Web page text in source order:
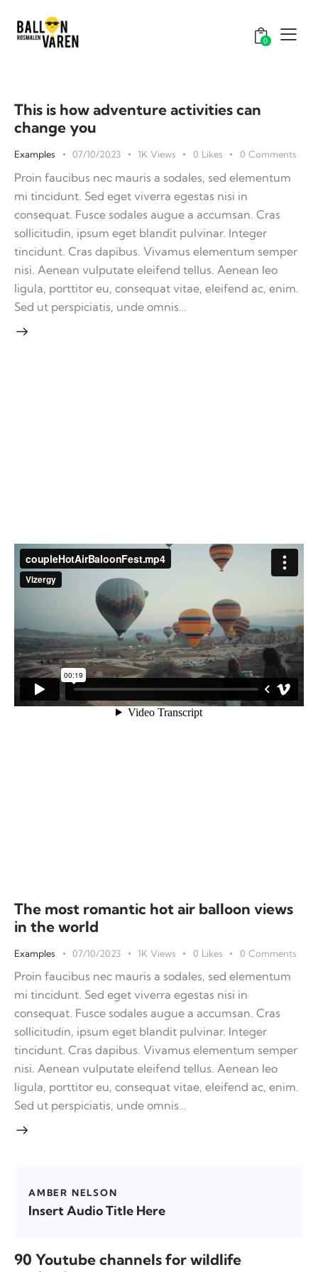
0
This is how adventure activities can
change you
Examples 07/10/2023 1K Views 0 Likes 0 Comments
Proin faucibus nec mauris a sodales, sed elementum
mi tincidunt. Sed eget viverra egestas nisi in
consequat. Fusce sodales augue a accumsan. Cras
sollicitudin, ipsum eget blandit pulvinar. Integer
tincidunt. Cras dapibus. Vivamus elementum semper
nisi. Aenean vulputate eleifend tellus. Aenean leo
ligula, porttitor eu, consequat vitae, eleifend ac, enim.
Sed ut perspiciatis, unde omnis…
The most romantic hot air balloon views
in the world
Examples 07/10/2023 1K Views 0 Likes 0 Comments
Proin faucibus nec mauris a sodales, sed elementum
mi tincidunt. Sed eget viverra egestas nisi in
consequat. Fusce sodales augue a accumsan. Cras
sollicitudin, ipsum eget blandit pulvinar. Integer
tincidunt. Cras dapibus. Vivamus elementum semper
nisi. Aenean vulputate eleifend tellus. Aenean leo
ligula, porttitor eu, consequat vitae, eleifend ac, enim.
Sed ut perspiciatis, unde omnis…
AMBER NELSON
Insert Audio Title Here
90 Youtube channels for wildlife